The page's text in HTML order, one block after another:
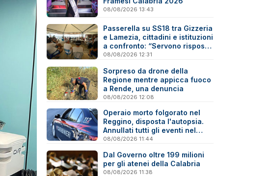
08/08/2026 13:43
Passerella su SS18 tra Gizzeria
e Lamezia, cittadini e istituzioni
a confronto: “Servono risposte
e tempi certi”
08/08/2026 12:31
Sorpreso da drone della
Regione mentre appicca fuoco
a Rende, una denuncia
08/08/2026 12:08
Operaio morto folgorato nel
Reggino, disposta l'autopsia.
Annullati tutti gli eventi nel
paese della tragedia
08/08/2026 11:44
Dal Governo oltre 199 milioni
per gli atenei della Calabria
08/08/2026 11:38